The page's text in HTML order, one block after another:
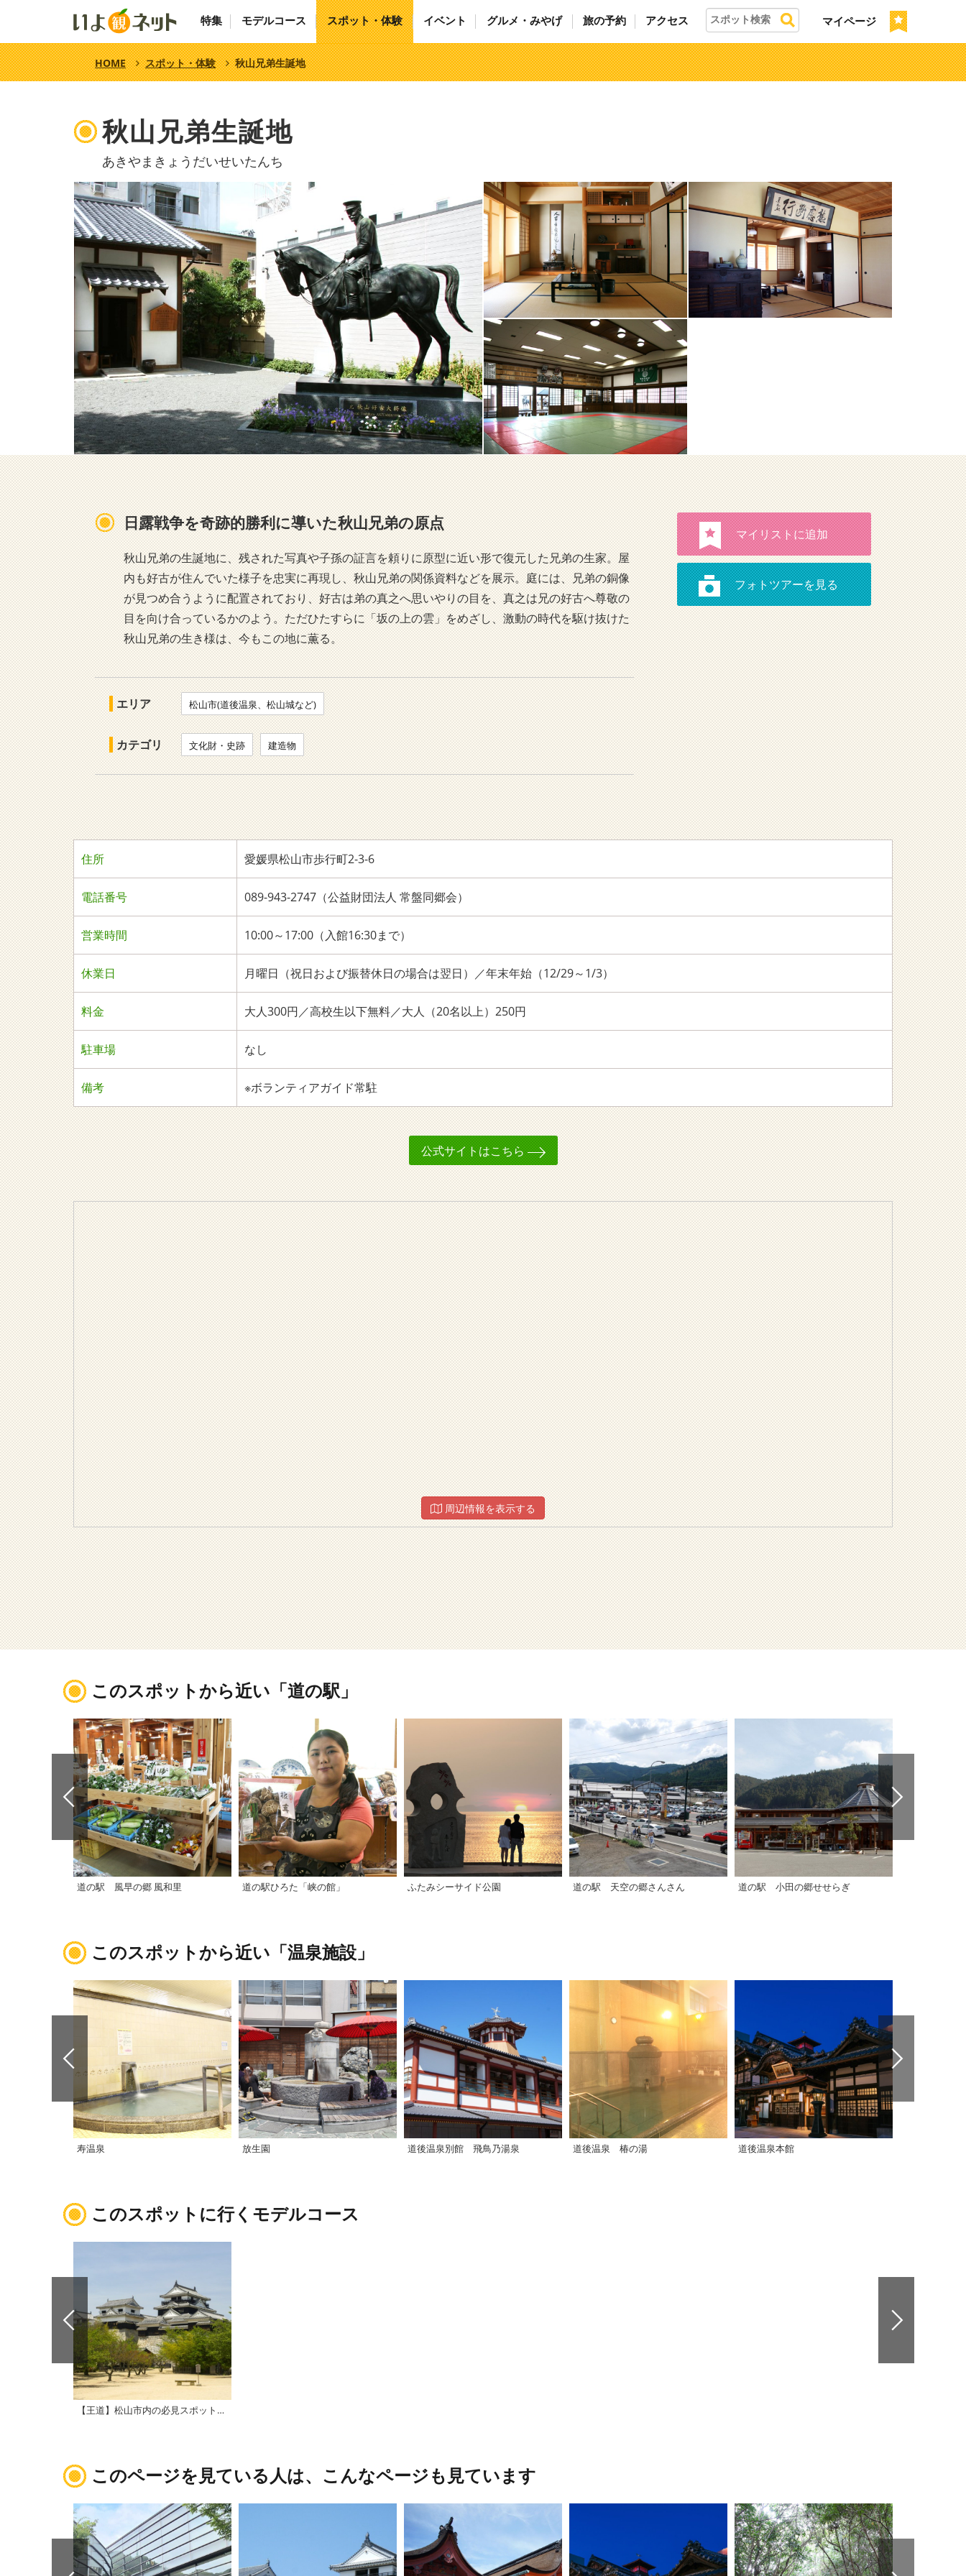
マイページ
特集 モデルコース スポット・体験 イベント グルメ・みやげ 旅の予約 アクセス
HOME スポット・体験 秋山兄弟生誕地
秋山兄弟生誕地
あきやまきょうだいせいたんち
日露戦争を奇跡的勝利に導いた秋山兄弟の原点
秋山兄弟の生誕地に、残された写真や子孫の証言を頼りに原型に近い形で復元した兄弟の生家。屋
内も好古が住んでいた様子を忠実に再現し、秋山兄弟の関係資料などを展示。庭には、兄弟の銅像
が見つめ合うように配置されており、好古は弟の真之へ思いやりの目を、真之は兄の好古へ尊敬の
目を向け合っているかのよう。ただひたすらに「坂の上の雲」をめざし、激動の時代を駆け抜けた
秋山兄弟の生き様は、今もこの地に薫る。
エリア 松山市(道後温泉、松山城など)
カテゴリ 文化財・史跡 建造物
住所 愛媛県松山市歩行町2-3-6
電話番号 089-943-2747（公益財団法人 常盤同郷会）
営業時間 10:00～17:00（入館16:30まで）
休業日 月曜日（祝日および振替休日の場合は翌日）／年末年始（12/29～1/3）
料金 大人300円／高校生以下無料／大人（20名以上）250円
駐車場 なし
備考 ※ボランティアガイド常駐
公式サイトはこちら
周辺情報を表示する
このスポットから近い「道の駅」
道の駅 風早の郷 風和里 道の駅ひろた「峡の館」 ふたみシーサイド公園 道の駅 天空の郷さんさん 道の駅 小田の郷せせらぎ
このスポットから近い「温泉施設」
寿温泉 放生園 道後温泉別館 飛鳥乃湯泉 道後温泉 椿の湯 道後温泉本館
このスポットに行くモデルコース
【王道】松山市内の必見スポット8選を巡る、歴史と文化の1日コース
このページを見ている人は、こんなページも見ています